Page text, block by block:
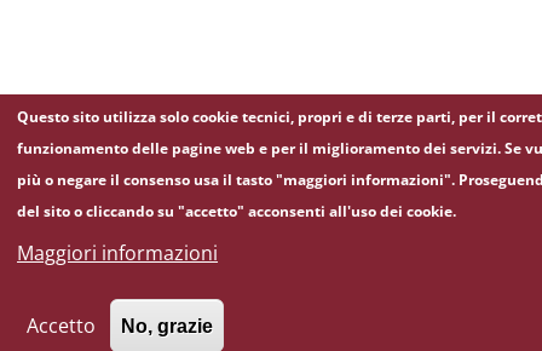
Questo sito utilizza solo cookie tecnici, propri e di terze parti, per il
funzionamento delle pagine web e per il miglioramento dei servizi. Se
più o negare il consenso usa il tasto "maggiori informazioni".
del sito o cliccando su "accetto" acconsenti all'uso dei cookie.
Maggiori informazioni
Accetto No, grazie